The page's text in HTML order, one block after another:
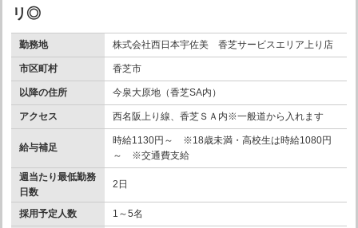
リ◎
勤務地 株式会社西日本宇佐美 香芝サービスエリア上り店
市区町村 香芝市
以降の住所 今泉大原地（香芝SA内）
アクセス 西名阪上り線、香芝ＳＡ内※一般道から入れます
給与補足
時給1130円～ ※18歳未満・高校生は時給1080円
～ ※交通費支給
週当たり最低勤務
日数
2日
採用予定人数
1～5名